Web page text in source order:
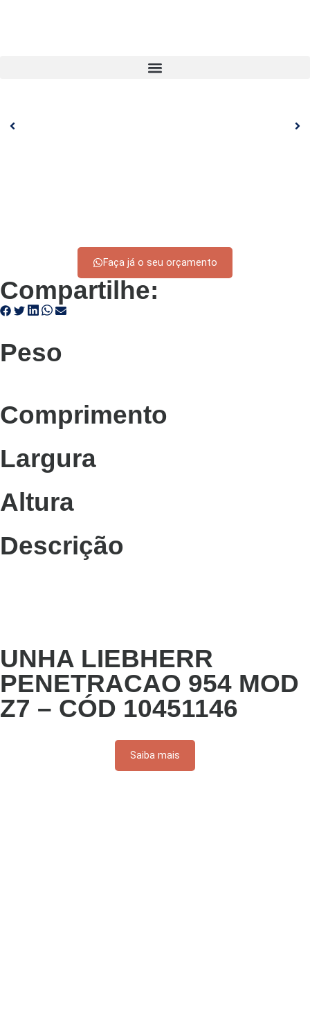
Faça já o seu orçamento
Compartilhe:
Peso
Comprimento
Largura
Altura
Descrição
UNHA LIEBHERR
PENETRACAO 954 MOD
Z7 – CÓD 10451146
Saiba mais